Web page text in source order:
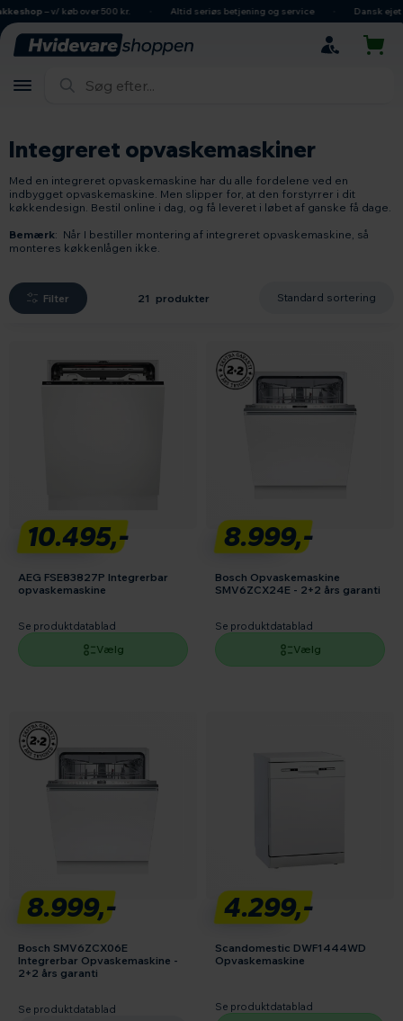
hovedindhold
søgning
navigation
indkøbskurv
– v/ køb over 500 kr. Altid seriøs betjening og service Dansk ejet
Integreret opvaskemaskiner
Med en integreret opvaskemaskine har du alle fordelene ved en
indbygget opvaskemaskine. Men slipper for, at den forstyrrer i dit
køkkendesign. Bestil online i dag, og få leveret i løbet af ganske få dage.
Bemærk: Når I bestiller montering af integreret opvaskemaskine, så
monteres køkkenlågen ikke.
Filter 21 produkter
10.495,-
AEG FSE83827P Integrerbar
opvaskemaskine
Se produktdatablad
Vælg
8.999,-
Bosch Opvaskemaskine
SMV6ZCX24E - 2+2 års garanti
Se produktdatablad
Vælg
8.999,-
Bosch SMV6ZCX06E
Integrerbar Opvaskemaskine -
2+2 års garanti
Se produktdatablad
4.299,-
Scandomestic DWF1444WD
Opvaskemaskine
Se produktdatablad